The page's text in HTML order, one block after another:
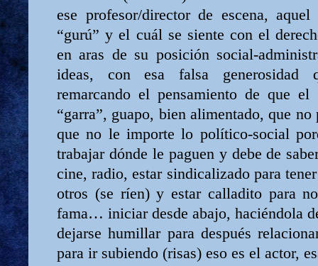
ese profesor/director de escena, aquel
“gurú” y el cuál se siente con el
en aras de su posición social-
ideas, con esa falsa generosidad
remarcando el pensamiento de que el
“garra”, guapo, bien alimentado, que
que no le importe lo político-social
trabajar dónde le paguen y debe de
cine, radio, estar sindicalizado para
otros (se ríen) y estar calladito para
fama… iniciar desde abajo, haciéndola
dejarse humillar para después
para ir subiendo (risas) eso es el actor,